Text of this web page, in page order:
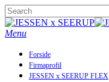
Skip
to
main
Close
Search
Menu
Forside
Firmaprofil
JESSEN x SEERUP FLEX